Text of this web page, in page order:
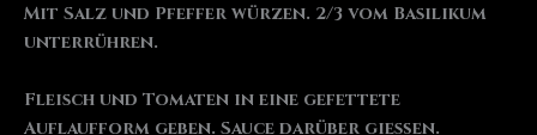
Mit Salz und Pfeffer würzen. 2/3 vom Basilikum
unterrühren.
Fleisch und Tomaten in eine gefettete
Auflaufform geben. Sauce darüber gießen.